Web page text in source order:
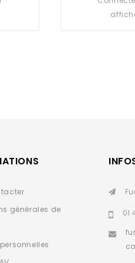
générales de
01